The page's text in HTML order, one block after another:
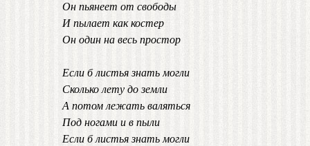
Он пьянеет от свободы
И пылает как костеp
Он один на весь пpостоp
Если б листья знать могли
Сколько летy до земли
А потом лежать валяться
Под ногами и в пыли
Если б листья знать могли